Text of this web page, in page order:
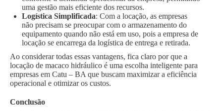
uma gestão mais eficiente dos recursos.
Logística Simplificada: Com a locação, as empresas
não precisam se preocupar com o armazenamento do
equipamento quando não está em uso, pois a empresa de
locação se encarrega da logística de entrega e retirada.
Ao considerar todas essas vantagens, fica claro por que a
locação de macaco hidráulico é uma escolha inteligente para
empresas em Catu – BA que buscam maximizar a eficiência
operacional e otimizar os custos.
Conclusão